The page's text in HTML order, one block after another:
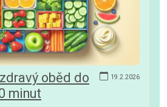
19.2.2026
oběd do
minut